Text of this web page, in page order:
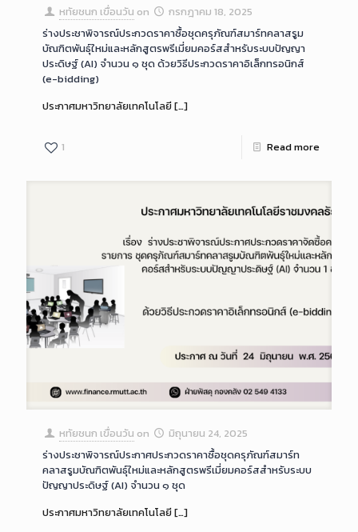
หทัยชนก เขื่อนวัน on
กรกฎาคม 18, 2025
ร่างประชาพิจารณ์ประกวดราคาซื้อชุดครุภัณฑ์สมาร์ทคลาสรูม
บัณฑิตพันธุ์ใหม่และหลักสูตรพรีเมี่ยมคอร์สสำหรับระบบปัญญา
ประดิษฐ์ (AI) จำนวน ๑ ชุด ด้วยวิธีประกวดราคาอิเล็กทรอนิกส์
(e-bidding)
ประกาศมหาวิทยาลัยเทคโนโลยี[…]
1 Read more
หทัยชนก เขื่อนวัน on
มิถุนายน 24, 2025
ร่างประชาพิจารณ์ประกาศประกวดราคาซื้อชุดครุภัณฑ์สมาร์ท
คลาสรูมบัณฑิตพันธุ์ใหม่และหลักสูตรพรีเมี่ยมคอร์สสำหรับระบบ
ปัญญาประดิษฐ์ (AI) จำนวน ๑ ชุด
ประกาศมหาวิทยาลัยเทคโนโลยี[…]